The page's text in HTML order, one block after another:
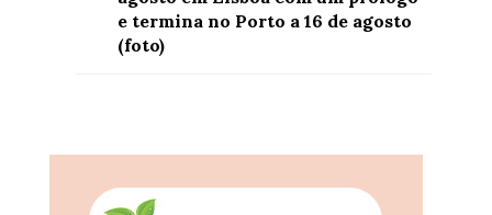
e termina no Porto a 16 de agosto
(foto)